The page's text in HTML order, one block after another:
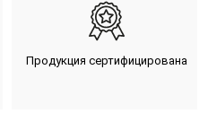
Продукция сертифицирована